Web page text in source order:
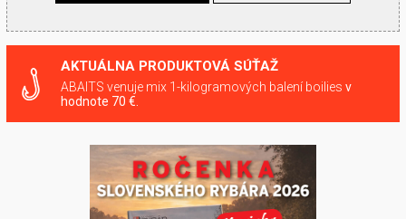
AKTUÁLNA PRODUKTOVÁ SÚŤAŽ
ABAITS venuje mix 1-kilogramových balení boilies v
hodnote 70 €.